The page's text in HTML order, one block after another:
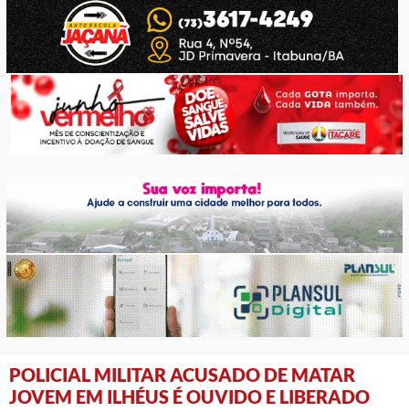
POLICIAL MILITAR ACUSADO DE MATAR
JOVEM EM ILHÉUS É OUVIDO E LIBERADO